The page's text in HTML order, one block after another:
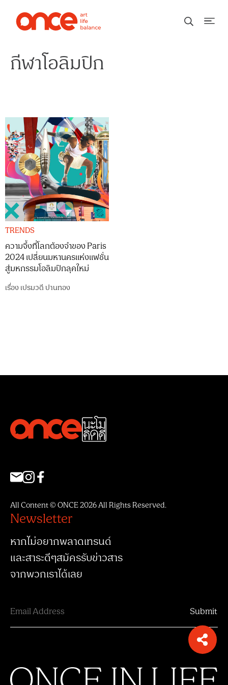
กีฬาโอลิมปิก
TRENDS
ความจึ้งที่โลกต้องจำของ Paris
2024 เปลี่ยนมหานครแห่งแฟชั่น
สู่มหกรรมโอลิมปิกลุคใหม่
เรื่อง เปรมวดี ปานทอง
All Content © ONCE 2026 All Rights Reserved.
Newsletter
หากไม่อยากพลาดเทรนด์
และสาระดีๆสมัครรับข่าวสาร
จากพวกเราได้เลย